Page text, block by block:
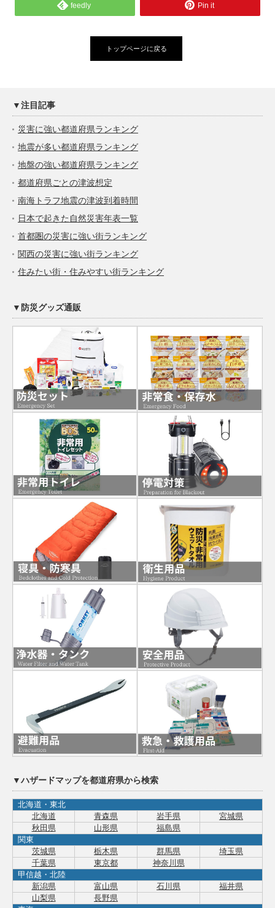
feedly Pin it
トップページに戻る
▼注目記事
災害に強い都道府県ランキング
地震が多い都道府県ランキング
地盤の強い都道府県ランキング
都道府県ごとの津波想定
南海トラフ地震の津波到着時間
日本で起きた自然災害年表一覧
首都圏の災害に強い街ランキング
関西の災害に強い街ランキング
住みたい街・住みやすい街ランキング
▼防災グッズ通販
▼ハザードマップを都道府県から検索
北海道・東北
北海道
青森県 岩手県
宮城県
秋田県
山形県
福島県
関東
茨城県
栃木県 群馬県
埼玉県
千葉県
東京都
神奈川県
甲信越・北陸
新潟県
富山県 石川県
福井県
山梨県
長野県